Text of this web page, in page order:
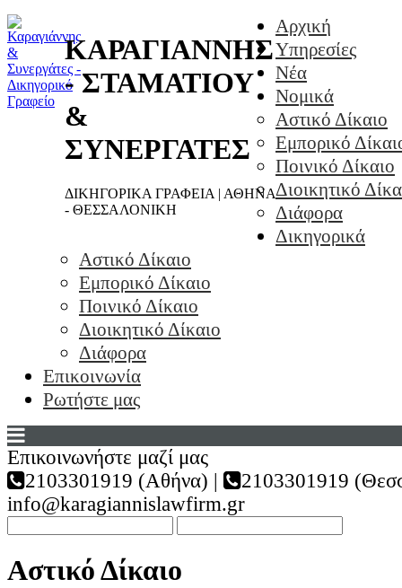
ΚΑΡΑΓΙΑΝΝΗΣ
- ΣΤΑΜΑΤΙΟΥ
&
ΣΥΝΕΡΓΑΤΕΣ
ΔΙΚΗΓΟΡΙΚΑ ΓΡΑΦΕΙΑ | ΑΘΗΝΑ
- ΘΕΣΣΑΛΟΝΙΚΗ
Αρχική
Υπηρεσίες
Νέα
Νομικά
Αστικό Δίκαιο
Εμπορικό
Ποινικό Δίκαιο
Διοικητικό
Διάφορα
Δικηγορικά
Αστικό Δίκαιο
Εμπορικό Δίκαιο
Ποινικό Δίκαιο
Διοικητικό Δίκαιο
Διάφορα
Επικοινωνία
Ρωτήστε μας
Επικοινωνήστε μαζί μας
2103301919 (Αθήνα) |
2103301919
info@karagiannislawfirm.gr
Αστικό Δίκαιο